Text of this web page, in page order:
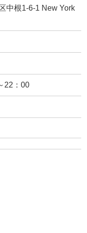
中根1-6-1 New York
22：00